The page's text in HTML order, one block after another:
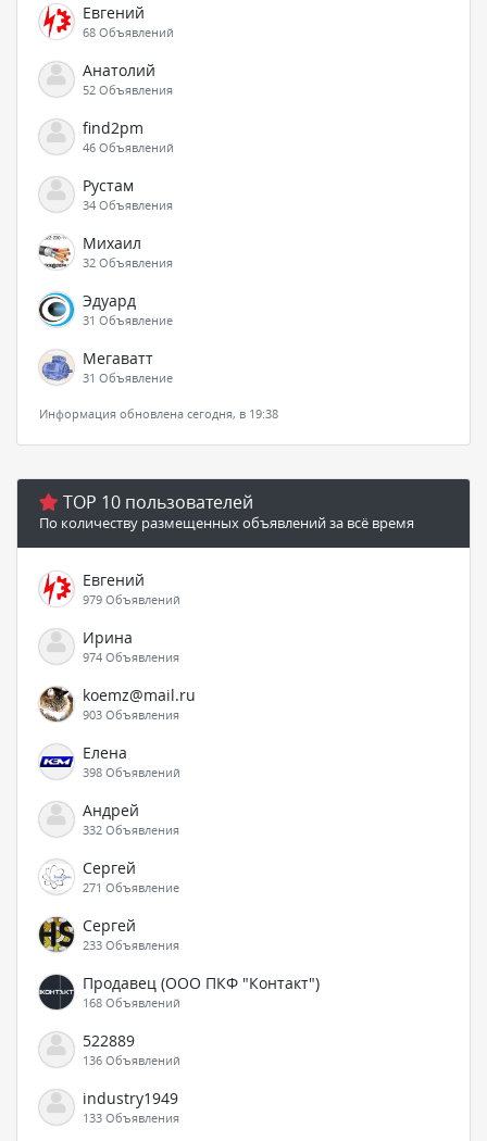
Евгений
68 Объявлений
Анатолий
52 Объявления
find2pm
46 Объявлений
Рустам
34 Объявления
Михаил
32 Объявления
Эдуард
31 Объявление
Мегаватт
31 Объявление
Информация обновлена сегодня, в 19:38
TOP 10 пользователей
По количеству размещенных объявлений за всё время
Евгений
979 Объявлений
Ирина
974 Объявления
koemz@mail.ru
903 Объявления
Елена
398 Объявлений
Андрей
332 Объявления
Сергей
271 Объявление
Сергей
233 Объявления
Продавец (ООО ПКФ "Контакт")
168 Объявлений
522889
136 Объявлений
industry1949
133 Объявления